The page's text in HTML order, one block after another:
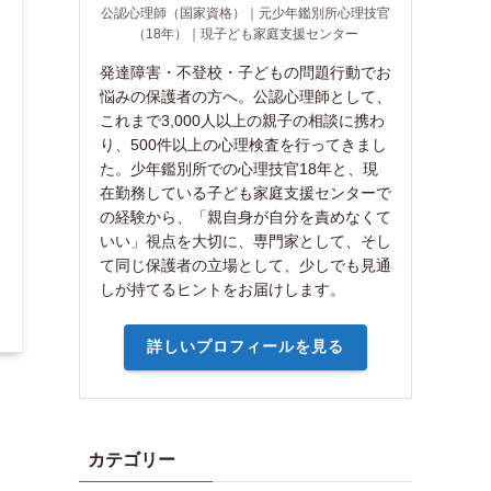
公認心理師（国家資格）｜元少年鑑別所心理技官
（18年）｜現子ども家庭支援センター
発達障害・不登校・子どもの問題行動でお
悩みの保護者の方へ。公認心理師として、
これまで3,000人以上の親子の相談に携わ
り、500件以上の心理検査を行ってきまし
た。少年鑑別所での心理技官18年と、現
在勤務している子ども家庭支援センターで
の経験から、「親自身が自分を責めなくて
いい」視点を大切に、専門家として、そし
て同じ保護者の立場として、少しでも見通
しが持てるヒントをお届けします。
詳しいプロフィールを見る
カテゴリー